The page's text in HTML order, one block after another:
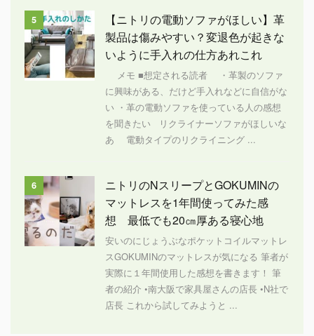
5
【ニトリの電動ソファがほしい】革
製品は傷みやすい？変退色が起きな
いように手入れの仕方あれこれ
メモ ■想定される読者 ・革製のソファ
に興味がある、だけど手入れなどに自信がな
い ・革の電動ソファを使っている人の感想
を聞きたい リクライナーソファがほしいな
あ 電動タイプのリクライニング ...
6
ニトリのNスリープとGOKUMINの
マットレスを1年間使ってみた感
想 最低でも20㎝厚ある寝心地
安いのにじょうぶなポケットコイルマットレ
スGOKUMINのマットレスが気になる 筆者が
実際に１年間使用した感想を書きます！ 筆
者の紹介 •南大阪で家具屋さんの店長 •N社で
店長 これから試してみようと ...